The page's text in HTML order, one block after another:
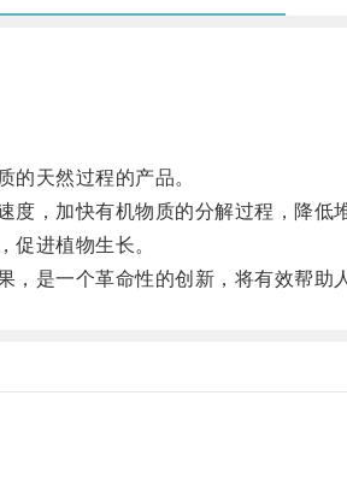
天然过程的产品。
，加快有机物质的分解过程，降低
进植物生长。
一个革命性的创新，将有效帮助